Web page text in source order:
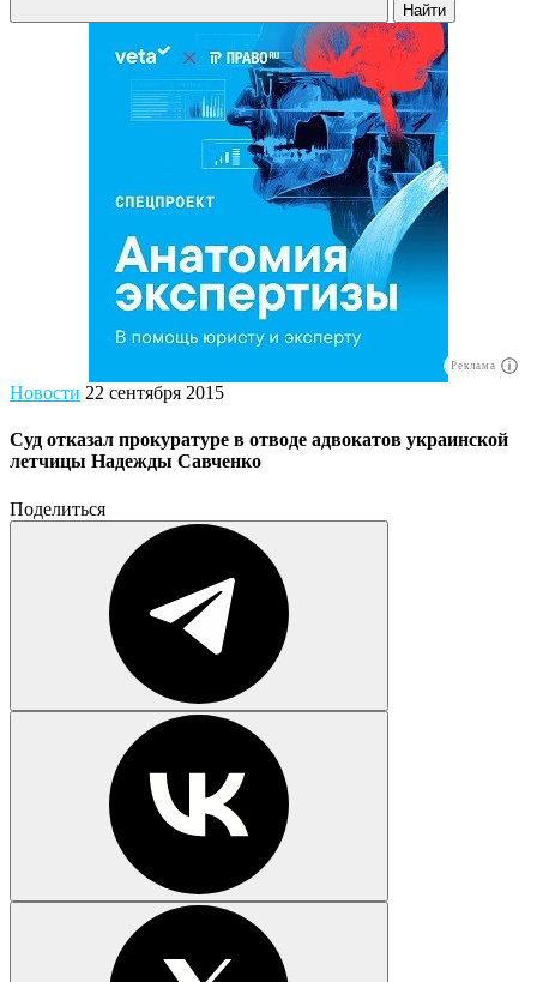
Найти
Реклама
Новости 22 сентября 2015
Суд отказал прокуратуре в отводе адвокатов украинской
летчицы Надежды Савченко
Поделиться